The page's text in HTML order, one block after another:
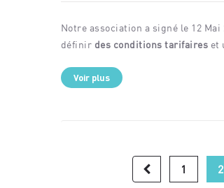
Notre association a signé le 12 Mai
définir des conditions tarifaires et
Voir plus
1 2